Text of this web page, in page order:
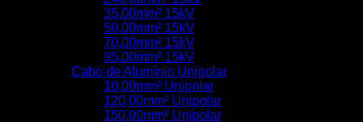
35,00mm² 15kV
50,00mm² 15kV
70,00mm² 15kV
95,00mm² 15kV
Cabo de Alumínio Unipolar
10,00mm² Unipolar
120,00mm² Unipolar
150,00mm² Unipolar